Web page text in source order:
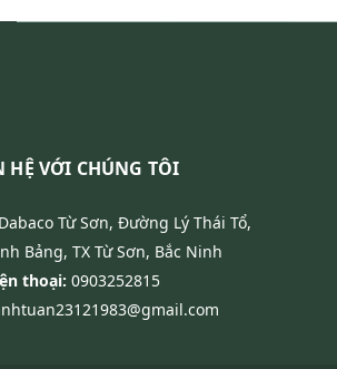
HỆ VỚI CHÚNG TÔI
Từ Sơn, Đường Lý Thái Tổ,
Bảng, TX Từ Sơn, Bắc Ninh
thoại: 0903252815